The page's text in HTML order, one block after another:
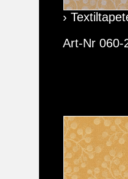
›
Art-Nr 060-